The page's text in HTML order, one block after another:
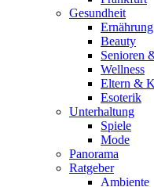
Gesundheit
Ernährung
Beauty
Senioren
Wellness
Eltern &
Esoterik
Unterhaltung
Spiele
Mode
Panorama
Ratgeber
Ambiente